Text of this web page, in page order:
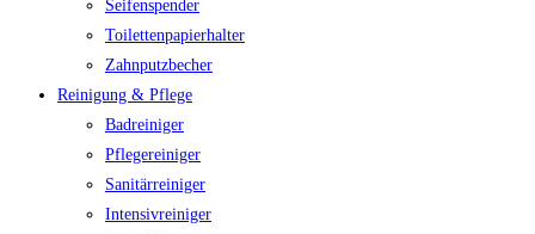
Seifenspender
Toilettenpapierhalter
Zahnputzbecher
Reinigung & Pflege
Badreiniger
Pflegereiniger
Sanitärreiniger
Intensivreiniger